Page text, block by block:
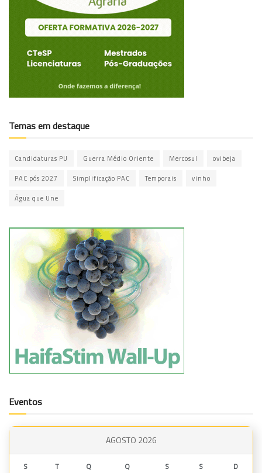
Temas em destaque
Candidaturas PU Guerra Médio Oriente Mercosul ovibeja
PAC pós 2027 Simplificação PAC Temporais vinho
Água que Une
Eventos
AGOSTO 2026
S T Q Q S S D